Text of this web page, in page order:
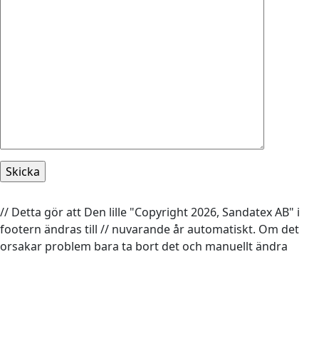
// Detta gör att Den lille "Copyright 2026, Sandatex AB" i
footern ändras till // nuvarande år automatiskt. Om det
orsakar problem bara ta bort det och manuellt ändra